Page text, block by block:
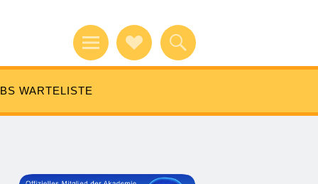
WARTELISTE